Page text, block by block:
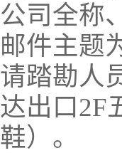
公司全称
邮件主题
请踏勘人
达出口2F
鞋）。